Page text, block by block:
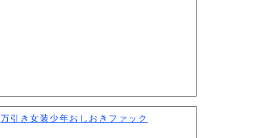
万引き女装少年おしおきファック